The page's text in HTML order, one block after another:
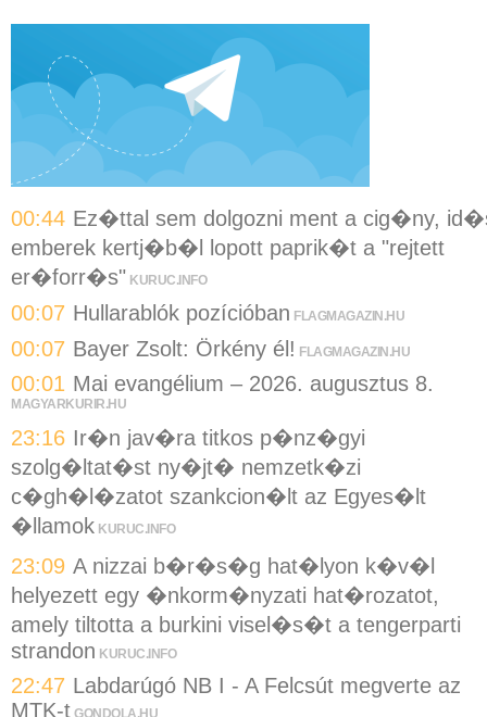
00:44 Ez�ttal sem dolgozni ment a cig�ny,
emberek kertj�b�l lopott paprik�t a "rejtett
er�forr�s" KURUC.INFO
00:07 Hullarablók pozícióban FLAGMAGAZIN.HU
00:07 Bayer Zsolt: Örkény él! FLAGMAGAZIN.HU
00:01 Mai evangélium – 2026. augusztus 8.
MAGYARKURIR.HU
23:16 Ir�n jav�ra titkos p�nz�gyi
szolg�ltat�st ny�jt� nemzetk�zi
c�gh�l�zatot szankcion�lt az Egyes�lt
�llamok KURUC.INFO
23:09 A nizzai b�r�s�g hat�lyon k�v�l
helyezett egy �nkorm�nyzati hat�rozatot,
amely tiltotta a burkini visel�s�t a tengerparti
strandon KURUC.INFO
22:47 Labdarúgó NB I - A Felcsút megverte az
MTK-t GONDOLA.HU